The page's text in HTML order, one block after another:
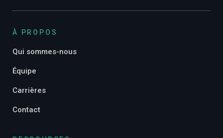
À PROPOS
Qui sommes-nous
Équipe
Carrières
Contact